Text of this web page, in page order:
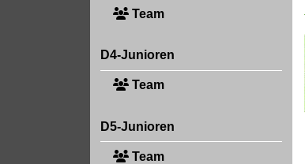
Team
D4-Junioren
Team
D5-Junioren
Team